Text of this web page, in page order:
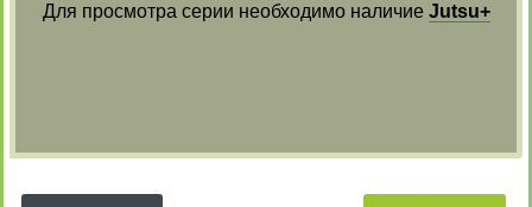
Для просмотра серии необходимо наличие Jutsu+